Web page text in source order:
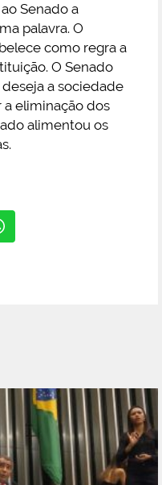
Senado a
palavra. O
como regra a
O Senado
a sociedade
a eliminação dos
alimentou os